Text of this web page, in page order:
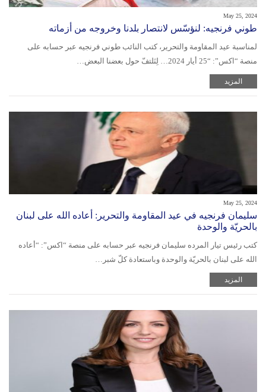
May 25, 2024
طوني فرنجيه: لنؤسّس لانتصار بلدنا وخروجه من أزماته
لمناسبة عيد المقاومة والتحرير، كتب النائب طوني فرنجيه عبر حسابه على
منصة “اكس”: “25 أيار 2024… لِنَلتفّ حول بعضنا البعض…
المزيد
May 25, 2024
سليمان فرنجيه في عيد المقاومة والتحرير: أعاده الله على لبنان
بالحريّة والوحدة
كتب رئيس تيار المرده سليمان فرنجيه عبر حسابه على منصة “اكس”: “أعاده
الله على لبنان بالحريّة والوحدة وباستعادة كلّ شبر…
المزيد